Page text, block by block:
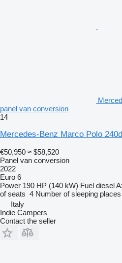
panel van conversion
14
Mercedes-Benz Marco Polo
€50,950 ≈ $58,520
Panel van conversion
2022
Euro 6
Power 190 HP (140 kW) Fuel diesel
of seats 4 Number of sleeping places
Italy
Indie Campers
Contact the seller